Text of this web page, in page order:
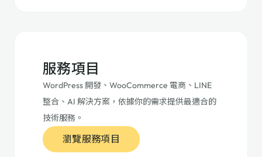
服務項目
WordPress 開發、WooCommerce 電商、LINE
整合、AI 解決方案，依據你的需求提供最適合的
技術服務。
瀏覽服務項目